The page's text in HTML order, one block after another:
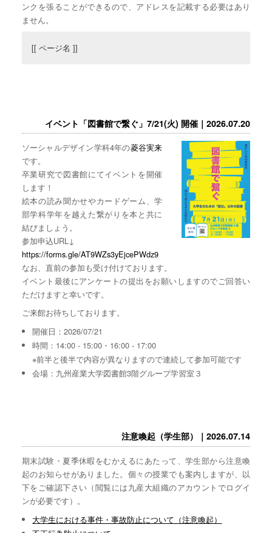
ンクを張ることができるので、アドレスを記載する必要はあり
ません。
[[ ページ名 ]]
イベント「図書館で繋ぐ」7/21(火) 開催｜2026.07.20
ソーシャルデザイン学科4年の菱谷実来
です。
卒業研究で図書館にてイベントを開催
します！
絵本の読み聞かせやカードゲーム、学
部学科学年を越えた繋がりを本と共に
結びましょう。
参加申込URL↓
https://forms.gle/AT9WZs3yEjcePWdz9
なお、直前の参加も受け付けております。
イベント最後にアンケートの提出をお願いしますのでご回答い
ただけますと幸いです。
ご来館お待ちしております。
開催日：2026/07/21
時間：14:00 - 15:00・16:00 - 17:00
※前半と後半で内容が異なりますので連続して参加可能です
会場：九州産業大学図書館3階グループ学習室３
注意喚起（学生部）｜2026.07.14
期末試験・夏季休暇をむかえるにあたって、学生部から注意喚
起のお知らせがありました。個々の授業でも案内しますが、以
下をご確認下さい（閲覧には九産大組織のアカウントでログイ
ンが必要です）。
大学生における事件・事故防止について（注意喚起）